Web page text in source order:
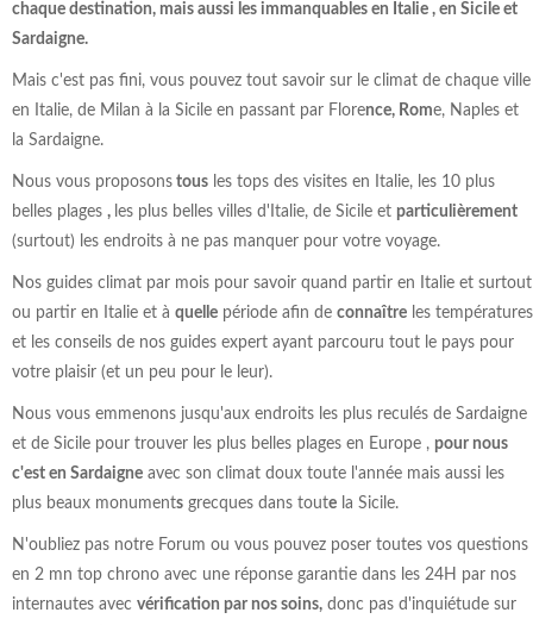
chaque destination, mais aussi les immanquables en Italie , en Sicile et
Sardaigne.
Mais c'est pas fini, vous pouvez tout savoir sur le climat de chaque ville
en Italie, de Milan à la Sicile en passant par Florence, Rome, Naples et
la Sardaigne.
Nous vous proposons tous les tops des visites en Italie, les 10 plus
belles plages , les plus belles villes d'Italie, de Sicile et particulièrement
(surtout) les endroits à ne pas manquer pour votre voyage.
Nos guides climat par mois pour savoir quand partir en Italie et surtout
ou partir en Italie et à quelle période afin de connaître les températures
et les conseils de nos guides expert ayant parcouru tout le pays pour
votre plaisir (et un peu pour le leur).
Nous vous emmenons jusqu'aux endroits les plus reculés de Sardaigne
et de Sicile pour trouver les plus belles plages en Europe , pour nous
c'est en Sardaigne avec son climat doux toute l'année mais aussi les
plus beaux monuments grecques dans toute la Sicile.
N'oubliez pas notre Forum ou vous pouvez poser toutes vos questions
en 2 mn top chrono avec une réponse garantie dans les 24H par nos
internautes avec vérification par nos soins, donc pas d'inquiétude sur